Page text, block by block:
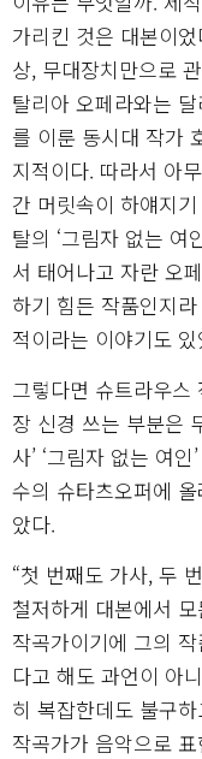
가리킨 것은 대본이
상, 무대장치만으로
탈리아 오페라와는
를 이룬 동시대 작가
지적이다. 따라서 아
간 머릿속이 하얘지
탈의 ‘그림자 없는 여
서 태어나고 자란 오
하기 힘든 작품인지
적이라는 이야기도 있
그렇다면 슈트라우
장 신경 쓰는 부분은
사’ ‘그림자 없는 여인
수의 슈타츠오퍼에 올
았다.
“첫 번째도 가사, 두
철저하게 대본에서
작곡가이기에 그의
다고 해도 과언이 아
히 복잡한데도 불구
작곡가가 음악으로